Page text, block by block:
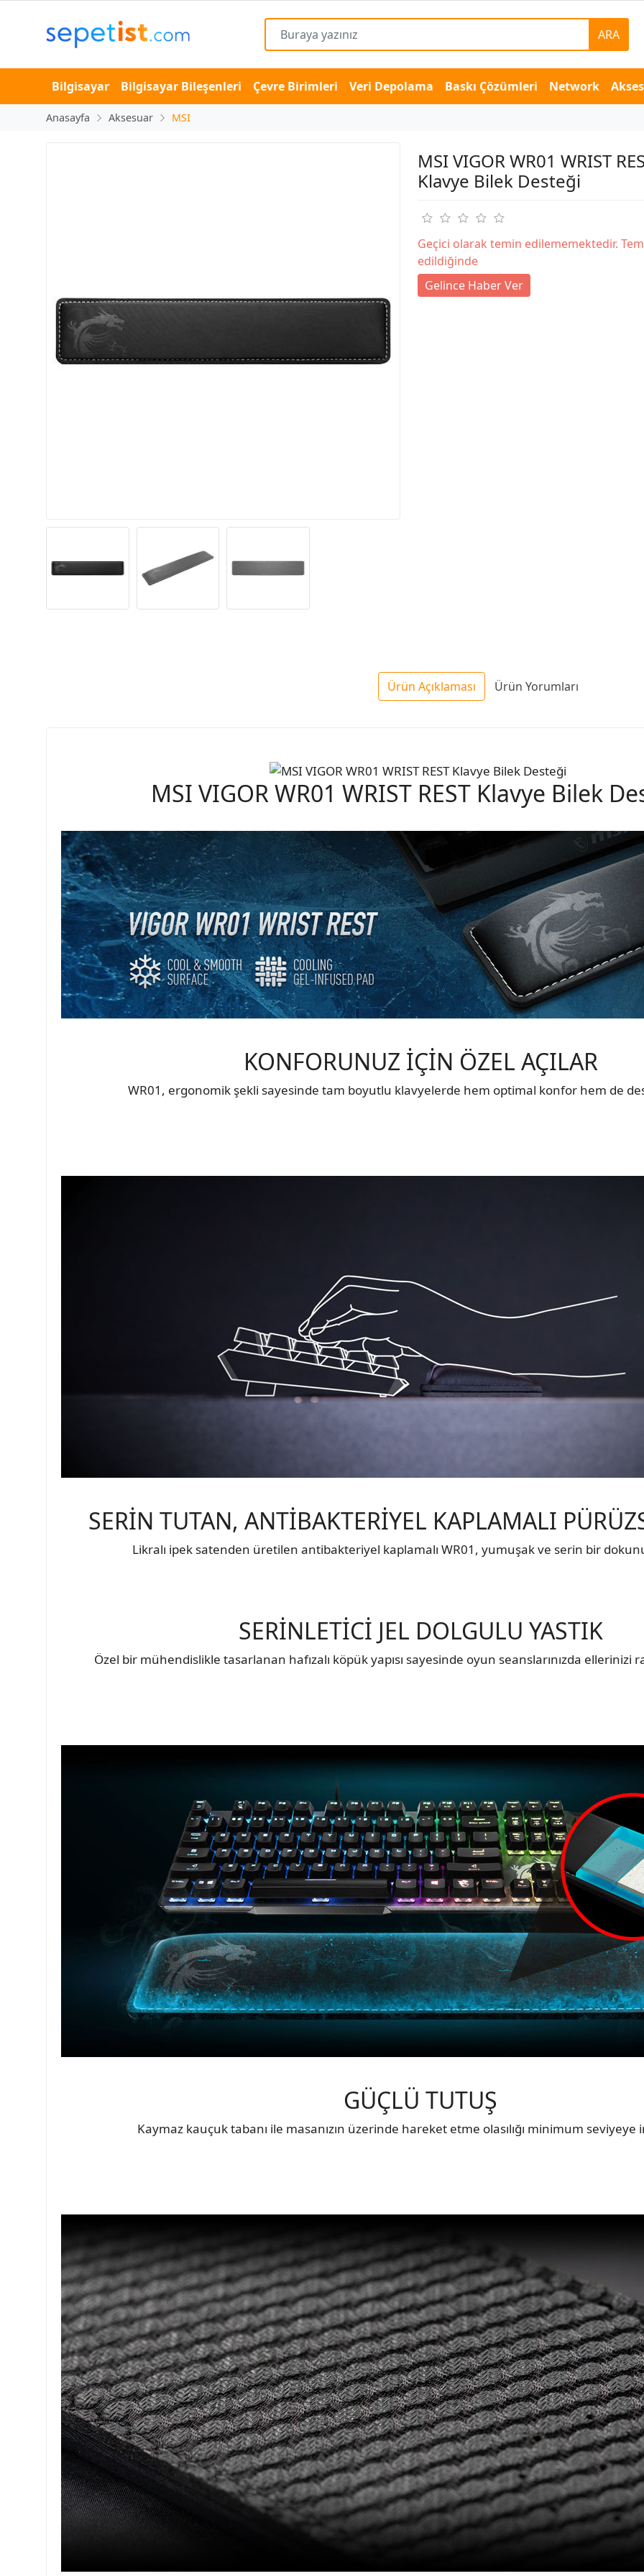
ARA
Bilgisayar Bilgisayar Bileşenleri Çevre Birimleri Veri Depolama Baskı Çözümleri Network
Anasayfa Aksesuar MSI
MSI VIGOR WR01 WRIST
Klavye Bilek Desteği
Geçici olarak temin edilememektedir.
edildiğinde
Gelince Haber Ver
Ürün Açıklaması Ürün Yorumları
MSI VIGOR WR01 WRIST REST Klavye Bilek
KONFORUNUZ İÇİN ÖZEL AÇILAR
WR01, ergonomik şekli sayesinde tam boyutlu klavyelerde hem optimal konfor hem de
SERİN TUTAN, ANTİBAKTERİYEL KAPLAMALI
Likralı ipek satenden üretilen antibakteriyel kaplamalı WR01, yumuşak ve serin bir
SERİNLETİCİ JEL DOLGULU YASTIK
Özel bir mühendislikle tasarlanan hafızalı köpük yapısı sayesinde oyun seanslarınızda ellerinizi
GÜÇLÜ TUTUŞ
Kaymaz kauçuk tabanı ile masanızın üzerinde hareket etme olasılığı minimum seviyeye